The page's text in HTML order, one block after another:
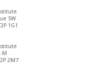
SW
1G1
M
2M7